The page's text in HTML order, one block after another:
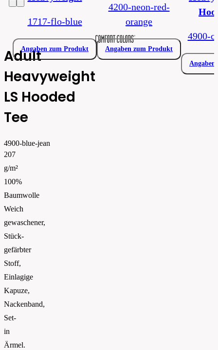
Adult
Heavyweight
LS Hooded
Tee
4900-blue-jean
207
g/m²
100%
Baumwolle
Weich
gewaschener,
Stück-
gefärbter
Stoff,
Einlagige
Kapuze,
Nackenband,
Set-
in
Ärmel.
1717-flo-blue
Angaben zum Produkt
4200-neon-red-
orange
Angaben zum Produkt
4900-